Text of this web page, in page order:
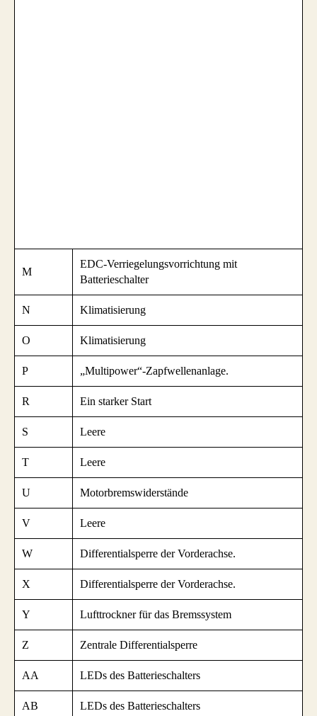
M
EDC-Verriegelungsvorrichtung mit
Batterieschalter
N Klimatisierung
O Klimatisierung
P „Multipower“-Zapfwellenanlage.
R Ein starker Start
S Leere
T Leere
U Motorbremswiderstände
V Leere
W Differentialsperre der Vorderachse.
X Differentialsperre der Vorderachse.
Y Lufttrockner für das Bremssystem
Z Zentrale Differentialsperre
AA LEDs des Batterieschalters
AB LEDs des Batterieschalters